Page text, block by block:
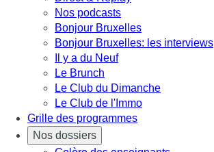
Nos podcasts
Bonjour Bruxelles
Bonjour Bruxelles: les interviews
Il y a du Neuf
Le Brunch
Le Club du Dimanche
Le Club de l'Immo
Grille des programmes
Nos dossiers